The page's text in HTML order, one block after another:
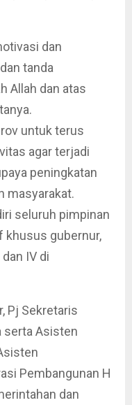
dan
tanda
Allah dan atas
untuk terus
agar terjadi
peningkatan
masyarakat.
seluruh pimpinan
khusus gubernur,
IV di
Pj Sekretaris
serta Asisten
Pembangunan H
dan